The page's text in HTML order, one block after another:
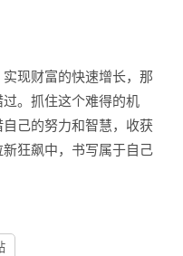
实现财富的快速增长，那
。抓住这个难得的机
自己的努力和智慧，收获
狂飙中，书写属于自己